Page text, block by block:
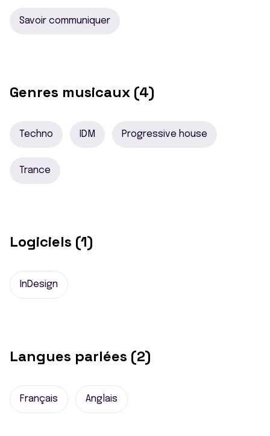
Savoir communiquer
Genres musicaux (4)
Techno IDM Progressive house
Trance
Logiciels (1)
InDesign
Langues parlées (2)
Français Anglais